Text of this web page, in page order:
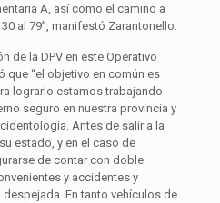
A, así como el camino a
al 79”, manifestó Zarantonello.
de la DPV en este Operativo
que “el objetivo en común es
lograrlo estamos trabajando
seguro en nuestra provincia y
Antes de salir a la
estado, y en el caso de
de contar con doble
y accidentes y
En tanto vehículos de